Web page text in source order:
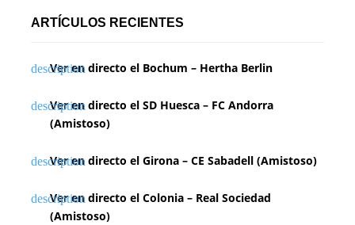
n
c
n
d
ARTÍCULOS RECIENTES
Ver en directo el Bochum – Hertha Berlin
Ver en directo el SD Huesca – FC Andorra
(Amistoso)
Ver en directo el Girona – CE Sabadell (Amistoso)
Ver en directo el Colonia – Real Sociedad
(Amistoso)